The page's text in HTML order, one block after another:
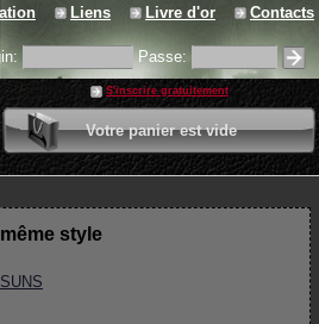
Liens Livre d'or Contacts
Passe:
S'inscrire gratuitement
Votre panier est vide
0 article
Valider votre panier
style